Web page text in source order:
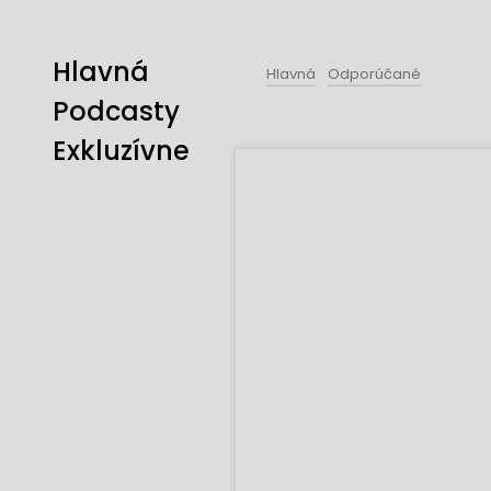
Hlavná
Podcasty
Exkluzívne
Hlavná Odporúčané